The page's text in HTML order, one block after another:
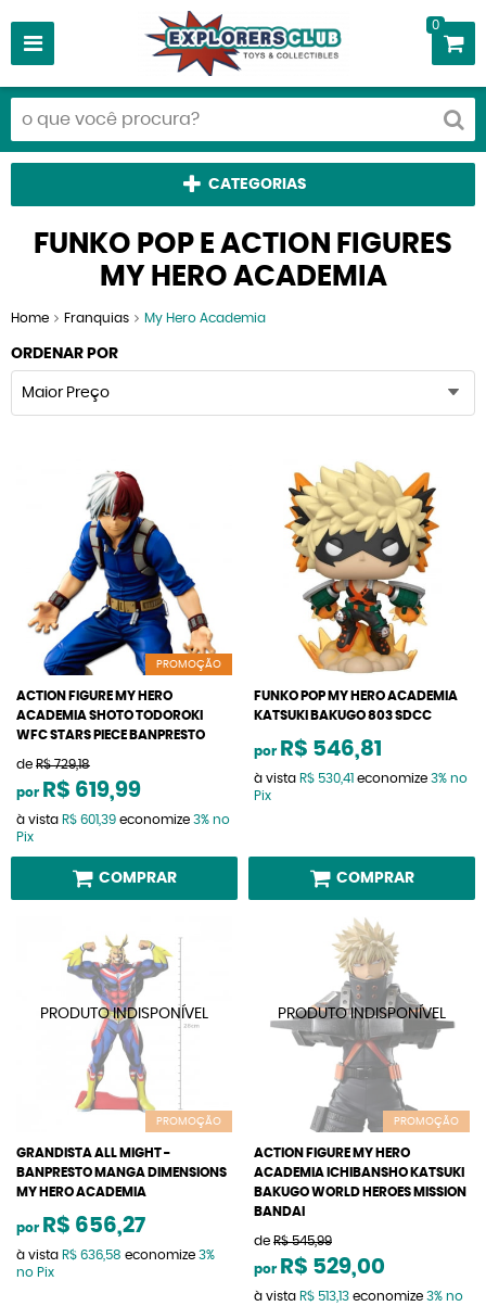
0
CATEGORIAS
FUNKO POP E ACTION FIGURES
MY HERO ACADEMIA
Home Franquias My Hero Academia
ORDENAR POR
Maior Preço
PROMOÇÃO
ACTION FIGURE MY HERO
ACADEMIA SHOTO TODOROKI
WFC STARS PIECE BANPRESTO
de R$ 729,18
por R$ 619,99
à vista R$ 601,39 economize 3% no
Pix
COMPRAR
FUNKO POP MY HERO ACADEMIA
KATSUKI BAKUGO 803 SDCC
por R$ 546,81
à vista R$ 530,41 economize 3% no
Pix
COMPRAR
PROMOÇÃO
GRANDISTA ALL MIGHT -
BANPRESTO MANGA DIMENSIONS
MY HERO ACADEMIA
por R$ 656,27
à vista R$ 636,58 economize 3%
no Pix
PROMOÇÃO
ACTION FIGURE MY HERO
ACADEMIA ICHIBANSHO KATSUKI
BAKUGO WORLD HEROES MISSION
BANDAI
de R$ 545,99
por R$ 529,00
à vista R$ 513,13 economize 3% no